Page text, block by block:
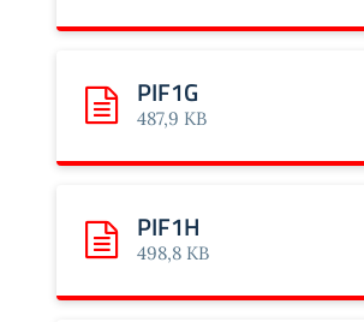
Scarica: PIF1G
PIF1G
487,9 KB
Scarica: PIF1H
PIF1H
498,8 KB